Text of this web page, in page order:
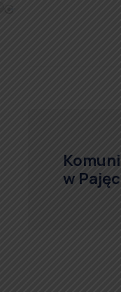
w